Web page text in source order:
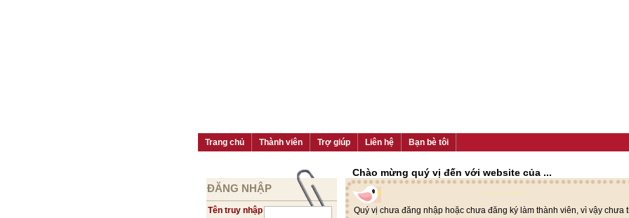
Trang chủ Thành viên Trợ giúp Liên hệ Bạn bè tôi
ĐĂNG NHẬP
Tên truy nhập
Chào mừng quý vị đến với website của ...
Quý vị chưa đăng nhập hoặc chưa đăng ký làm thành viên, vì vậy chưa